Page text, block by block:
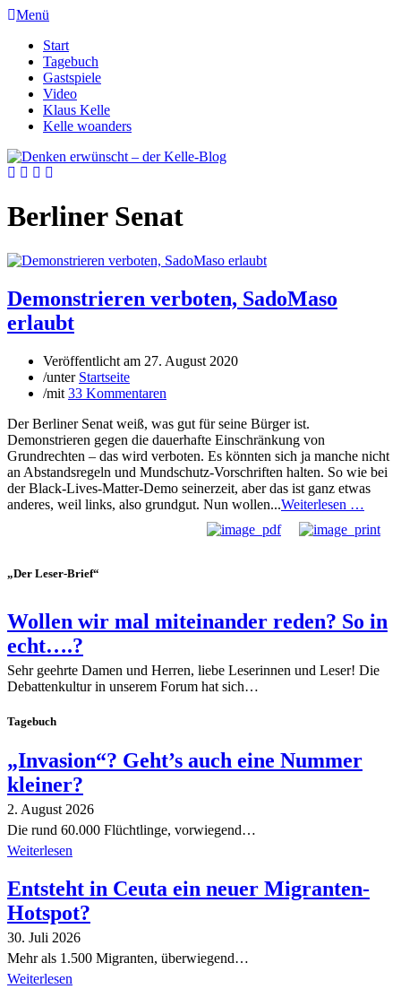
Menü
Start
Tagebuch
Gastspiele
Video
Klaus Kelle
Kelle woanders
Berliner Senat
Demonstrieren verboten, SadoMaso
erlaubt
Veröffentlicht am 27. August 2020
/unter Startseite
/mit 33 Kommentaren
Der Berliner Senat weiß, was gut für seine Bürger ist.
Demonstrieren gegen die dauerhafte Einschränkung von
Grundrechten – das wird verboten. Es könnten sich ja manche nicht
an Abstandsregeln und Mundschutz-Vorschriften halten. So wie bei
der Black-Lives-Matter-Demo seinerzeit, aber das ist ganz etwas
anderes, weil links, also grundgut. Nun wollen...Weiterlesen …
„Der Leser-Brief“
Wollen wir mal miteinander reden? So in
echt….?
Sehr geehrte Damen und Herren, liebe Leserinnen und Leser! Die
Debattenkultur in unserem Forum hat sich…
Tagebuch
„Invasion“? Geht’s auch eine Nummer
kleiner?
2. August 2026
Die rund 60.000 Flüchtlinge, vorwiegend…
Weiterlesen
Entsteht in Ceuta ein neuer Migranten-
Hotspot?
30. Juli 2026
Mehr als 1.500 Migranten, überwiegend…
Weiterlesen